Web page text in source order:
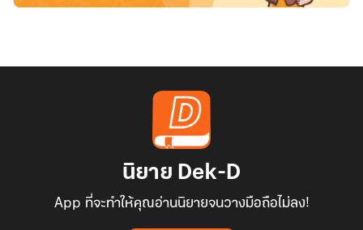
นิยาย Dek-D
App ที่จะทำให้คุณอ่านนิยายจนวางมือถือไม่ลง!